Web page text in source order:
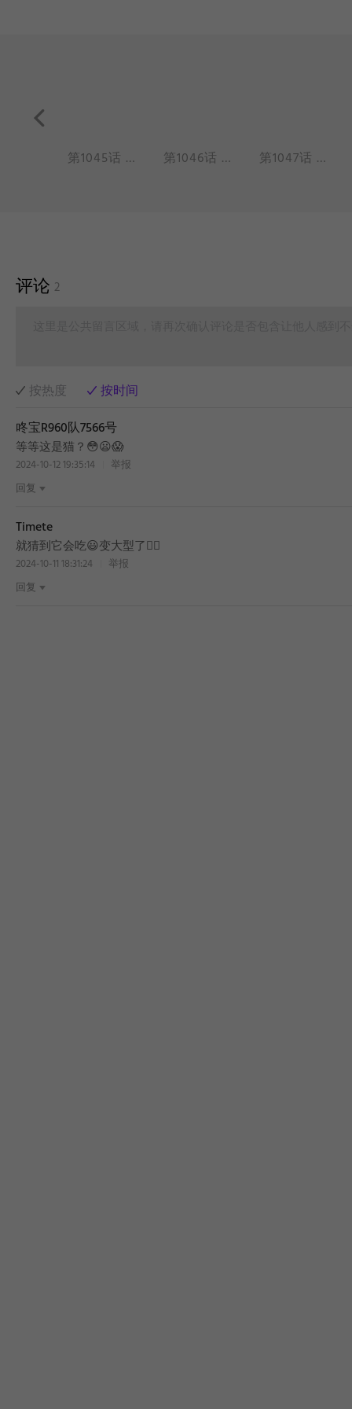
第1045话 强健体魄，锻炼精神。 第1046话 像不像，三分样。 第1047话 原谅我这一生不羁放纵爱自由。
评论 2
按热度
按时间
咚宝R960队7566号
等等这是猫？😳😦😱
2024-10-12 19:35:14
举报
回复
Timete
就猜到它会吃😃变大型了👍🏻
2024-10-11 18:31:24
举报
回复